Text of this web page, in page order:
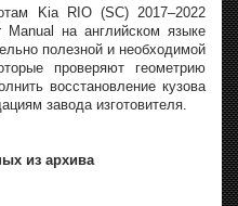
Kia RIO (SC) 2017–2022
на английском языке
полезной и необходимой
проверяют геометрию
восстановление кузова
завода изготовителя.
из архива